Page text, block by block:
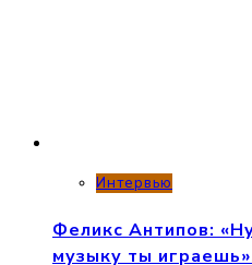
Интервью
Феликс Антипов:
музыку ты